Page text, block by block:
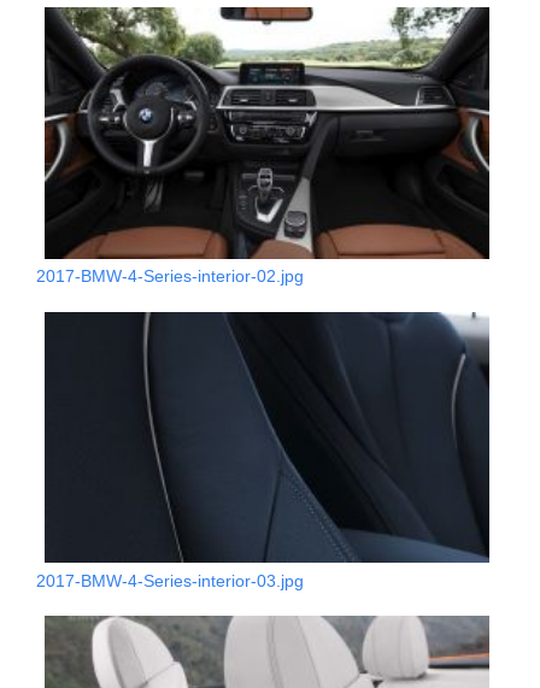
2017-BMW-4-Series-interior-02.jpg
2017-BMW-4-Series-interior-03.jpg